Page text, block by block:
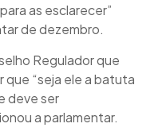
as esclarecer”
de dezembro.
Regulador que
que “seja ele a batuta
deve ser
a parlamentar.